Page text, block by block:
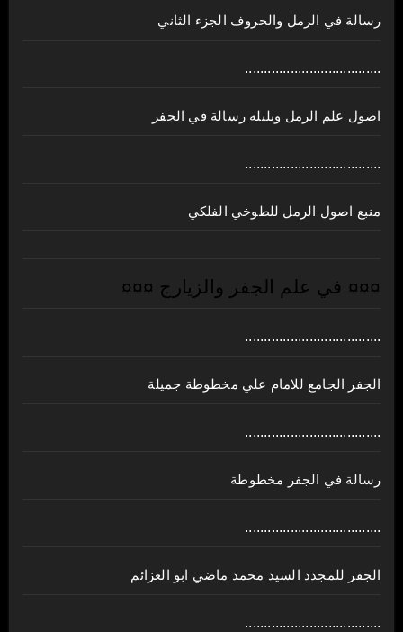
رسالة في الرمل والحروف الجزء الثاني
....................................
اصول علم الرمل ويليله رسالة في الجفر
....................................
منبع اصول الرمل للطوخي الفلكي
¤¤¤ في علم الجفر والزيارج ¤¤¤
....................................
الجفر الجامع للامام علي مخطوطة جميلة
....................................
رسالة في الجفر مخطوطة
....................................
الجفر للمجدد السيد محمد ماضي ابو العزائم
....................................